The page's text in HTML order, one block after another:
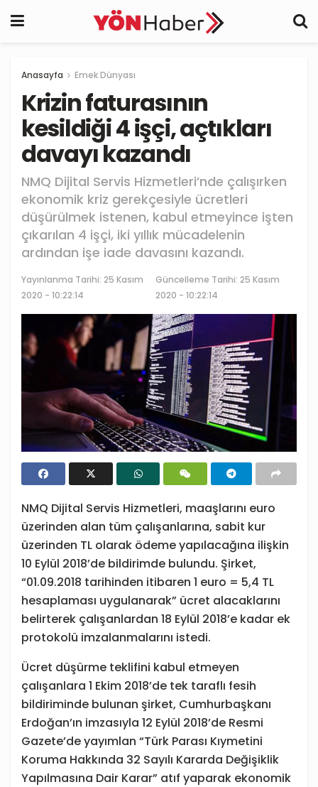
Anasayfa Emek Dünyası
Krizin faturasının
kesildiği 4 işçi, açtıkları
davayı kazandı
NMQ Dijital Servis Hizmetleri’nde çalışırken
ekonomik kriz gerekçesiyle ücretleri
düşürülmek istenen, kabul etmeyince işten
çıkarılan 4 işçi, iki yıllık mücadelenin
ardından işe iade davasını kazandı.
Yayınlanma Tarihi: 25 Kasım
2020 - 10:22:14
Güncelleme Tarihi: 25 Kasım
2020 - 10:22:14
NMQ Dijital Servis Hizmetleri, maaşlarını euro
üzerinden alan tüm çalışanlarına, sabit kur
üzerinden TL olarak ödeme yapılacağına ilişkin
10 Eylül 2018’de bildirimde bulundu. Şirket,
“01.09.2018 tarihinden itibaren 1 euro = 5,4 TL
hesaplaması uygulanarak” ücret alacaklarını
belirterek çalışanlardan 18 Eylül 2018’e kadar ek
protokolü imzalanmalarını istedi.
Ücret düşürme teklifini kabul etmeyen
çalışanlara 1 Ekim 2018’de tek taraflı fesih
bildiriminde bulunan şirket, Cumhurbaşkanı
Erdoğan’ın imzasıyla 12 Eylül 2018’de Resmi
Gazete’de yayımlan “Türk Parası Kıymetini
Koruma Hakkında 32 Sayılı Kararda Değişiklik
Yapılmasına Dair Karar” atıf yaparak ekonomik